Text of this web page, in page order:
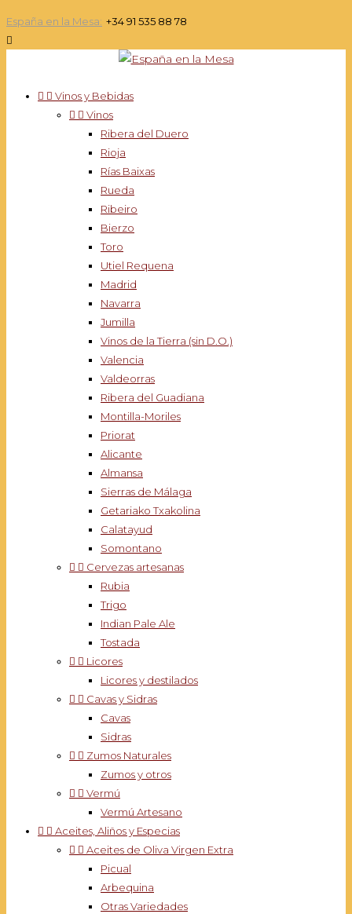
España en la Mesa: +34 91 535 88 78

  Vinos y Bebidas
  Vinos
Ribera del Duero
Rioja
Rías Baixas
Rueda
Ribeiro
Bierzo
Toro
Utiel Requena
Madrid
Navarra
Jumilla
Vinos de la Tierra (sin D.O.)
Valencia
Valdeorras
Ribera del Guadiana
Montilla-Moriles
Priorat
Alicante
Almansa
Sierras de Málaga
Getariako Txakolina
Calatayud
Somontano
  Cervezas artesanas
Rubia
Trigo
Indian Pale Ale
Tostada
  Licores
Licores y destilados
  Cavas y Sidras
Cavas
Sidras
  Zumos Naturales
Zumos y otros
  Vermú
Vermú Artesano
  Aceites, Aliños y Especias
  Aceites de Oliva Virgen Extra
Picual
Arbequina
Otras Variedades